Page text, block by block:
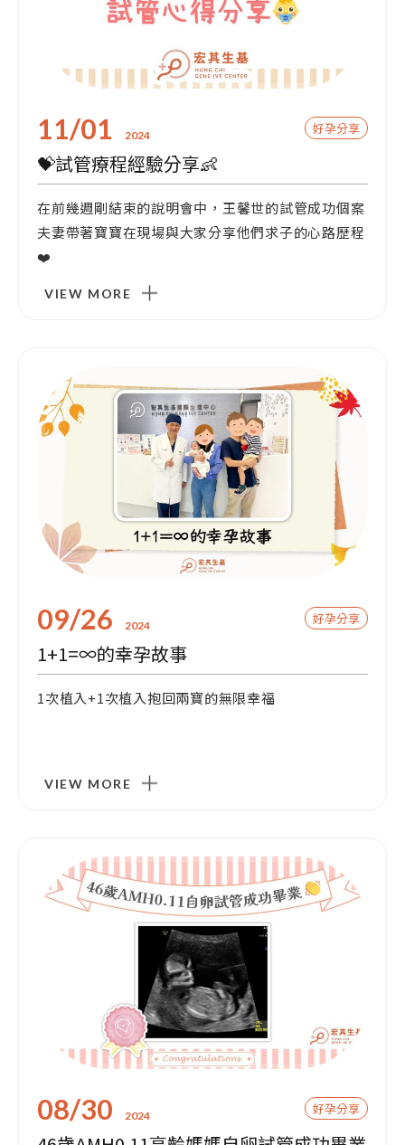
11/01 2024 好孕分享
💝試管療程經驗分享👶
在前幾週剛結束的說明會中，王馨世的試管成功個案
夫妻帶著寶寶在現場與大家分享他們求子的心路歷程
❤️
VIEW MORE
09/26 2024 好孕分享
1+1=∞的幸孕故事
1次植入+1次植入抱回兩寶的無限幸福
VIEW MORE
08/30 2024 好孕分享